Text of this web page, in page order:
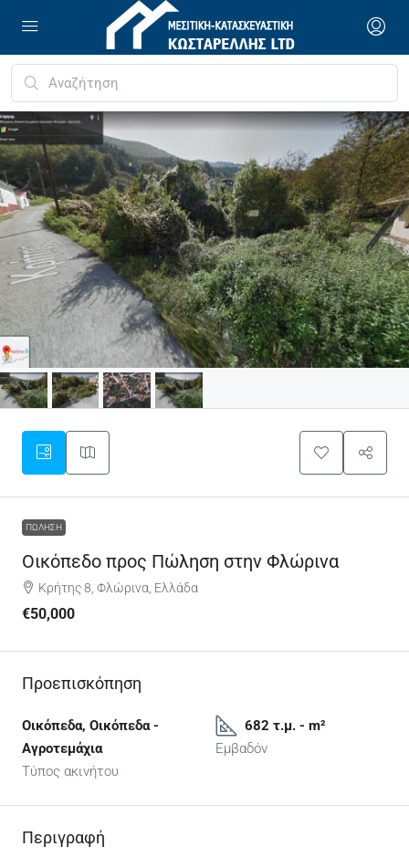
ΠΏΛΗΣΗ
Οικόπεδο προς Πώληση στην Φλώρινα
Κρήτης 8, Φλώρινα, Ελλάδα
€50,000
Προεπισκόπηση
Οικόπεδα, Οικόπεδα -
Αγροτεμάχια
Τύπος ακινήτου
682 τ.μ. - m²
Εμβαδόν
Περιγραφή